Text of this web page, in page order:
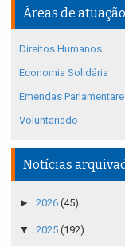
Áreas de atuação
Direitos Humanos
Economia Solidária
Emendas
Voluntariado
Notícias
► 2026 (45)
▼ 2025 (192)